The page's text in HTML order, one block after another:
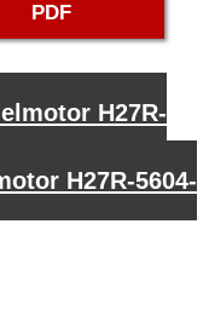
PDF
H27R-
H27R-5604-